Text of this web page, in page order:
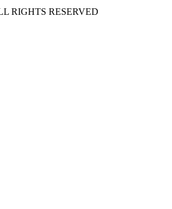
RIGHTS RESERVED